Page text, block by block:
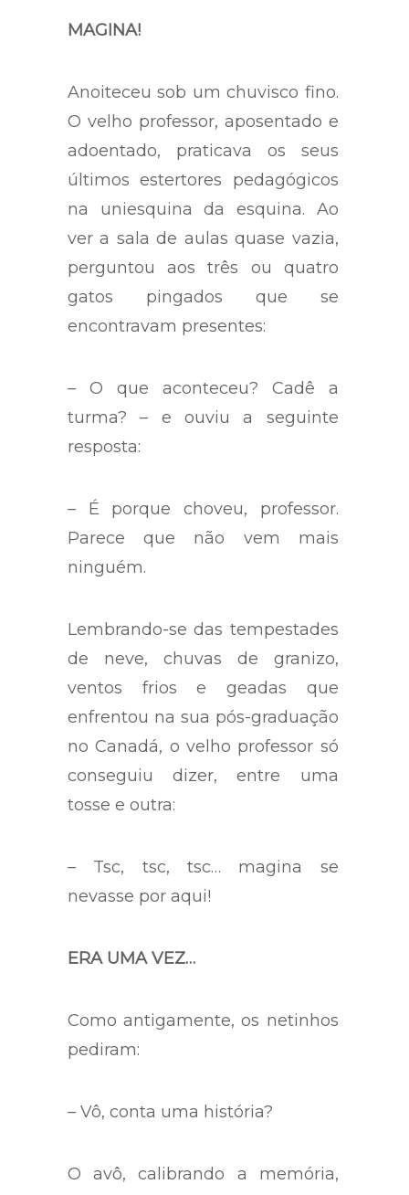
MAGINA!
Anoiteceu sob um chuvisco fino.
O velho professor, aposentado e
adoentado, praticava os seus
últimos estertores pedagógicos
na uniesquina da esquina. Ao
ver a sala de aulas quase vazia,
perguntou aos três ou quatro
gatos pingados que se
encontravam presentes:
– O que aconteceu? Cadê a
turma? – e ouviu a seguinte
resposta:
– É porque choveu, professor.
Parece que não vem mais
ninguém.
Lembrando-se das tempestades
de neve, chuvas de granizo,
ventos frios e geadas que
enfrentou na sua pós-graduação
no Canadá, o velho professor só
conseguiu dizer, entre uma
tosse e outra:
– Tsc, tsc, tsc… magina se
nevasse por aqui!
ERA UMA VEZ…
Como antigamente, os netinhos
pediram:
– Vô, conta uma história?
O avô, calibrando a memória,